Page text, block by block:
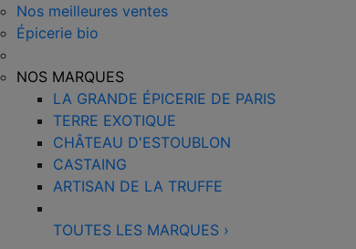
Nos meilleures ventes
Épicerie bio
NOS MARQUES
LA GRANDE ÉPICERIE DE PARIS
TERRE EXOTIQUE
CHÂTEAU D'ESTOUBLON
CASTAING
ARTISAN DE LA TRUFFE
TOUTES LES MARQUES ›